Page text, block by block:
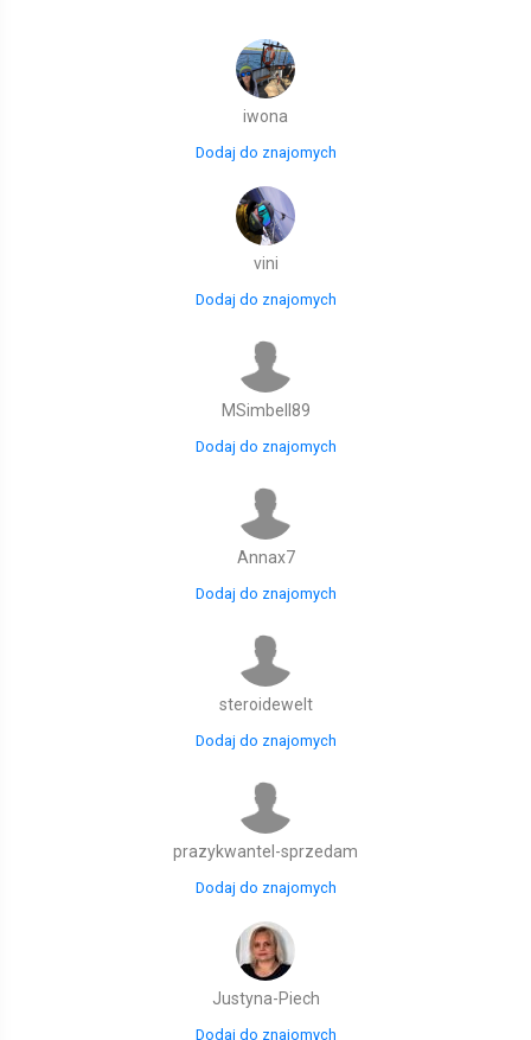
iwona
Dodaj do znajomych
vini
Dodaj do znajomych
MSimbell89
Dodaj do znajomych
Annax7
Dodaj do znajomych
steroidewelt
Dodaj do znajomych
prazykwantel-sprzedam
Dodaj do znajomych
Justyna-Piech
Dodaj do znajomych